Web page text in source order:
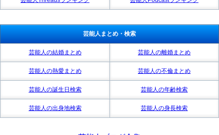
芸能人まとめ・検索
芸能人の結婚まとめ 芸能人の離婚まとめ
芸能人の熱愛まとめ 芸能人の不倫まとめ
芸能人の誕生日検索 芸能人の年齢検索
芸能人の出身地検索 芸能人の身長検索